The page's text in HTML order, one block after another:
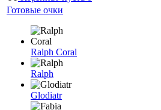
Готовые очки
Ralph Coral
Ralph
Glodiatr